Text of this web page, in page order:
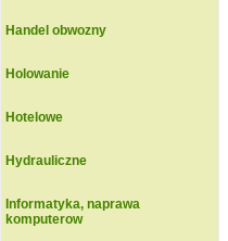
Handel obwozny
Holowanie
Hotelowe
Hydrauliczne
Informatyka, naprawa
komputerow